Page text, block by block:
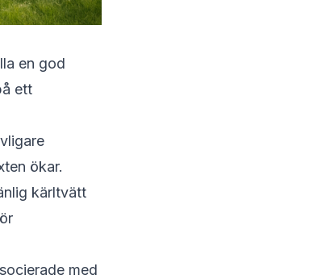
en god
ett
ökar.
kärltvätt
med